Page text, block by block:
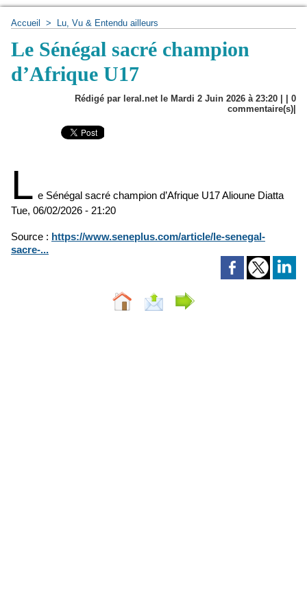
Accueil > Lu, Vu & Entendu ailleurs
Le Sénégal sacré champion
d’Afrique U17
Rédigé par leral.net le Mardi 2 Juin 2026 à 23:20 | | 0
commentaire(s)|
L e Sénégal sacré champion d’Afrique U17Alioune Diatta
Tue, 06/02/2026 - 21:20
Source : https://www.seneplus.com/article/le-senegal-
sacre-...